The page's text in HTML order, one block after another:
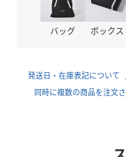
なシアー素材。
率90%以上)
・接触冷感：ひんやり
バッグ ボックス
発送日・在庫表記について
同時に複数の商品を注文